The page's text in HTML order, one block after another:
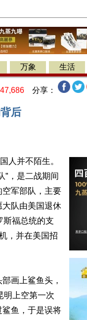
万象 生活
47,686 分享：
后
人并不陌生。
”，是二战期间
军部队，主要
队由美国退休
斯福总统的支
，并在美国招
画上鲨鱼头，
明上空第一次
鱼，于是误将